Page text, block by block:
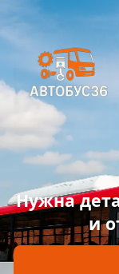
Нужна
и